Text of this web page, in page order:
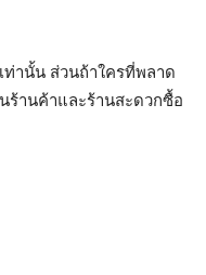
านั้น ส่วนถ้าใครที่พลาด
ร้านค้าและร้านสะดวกซื้อ